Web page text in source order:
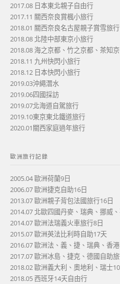
2017.08 日本東北親子自由行
2017.11 關西奈良賞楓小旅行
2018.01 關西奈良名古屋親子賞雪旅行
2018.08 北陸中部東京小旅行
2018.08 海之京都、竹之京都、茶知
2018.11 九州快閃小旅行
2018.12 日本快閃小旅行
2019.03沖繩潛水
2019.06四國採訪
2019.07北海道自駕旅行
2019.10東京東北鐵道旅行
2020.01關西家庭過年旅行
歐洲旅行記錄
2005.04 歐洲荷蘭9日
2006.07 歐洲捷克自助16日
2013.07 歐洲親子背包法國旅行16日
2014.07 北歐四國丹麥、瑞典、挪威
2014.07 歐洲法瑞義火車旅行8日
2015.07 歐洲英法比利時自助17天
2016.07 歐洲法、義、捷、瑞典、香
2017.07 歐洲冰島、捷克、德國自助
2018.02 歐洲義大利、奧地利、瑞士
2018.05 西班牙14天自由行